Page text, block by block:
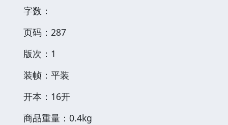
字数：
页码：287
版次：1
装帧：平装
开本：16开
商品重量：0.4kg